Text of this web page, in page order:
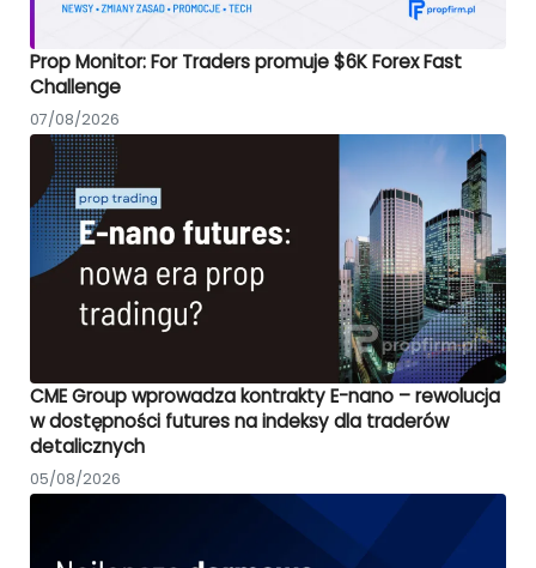
Prop Monitor: For Traders promuje $6K Forex Fast
Challenge
07/08/2026
CME Group wprowadza kontrakty E-nano – rewolucja
w dostępności futures na indeksy dla traderów
detalicznych
05/08/2026